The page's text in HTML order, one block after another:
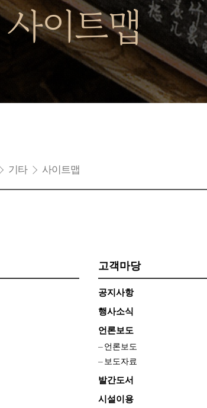
사이트맵
기타 사이트맵
고객마당
공지사항
행사소식
언론보도
언론보도
보도자료
발간도서
시설이용